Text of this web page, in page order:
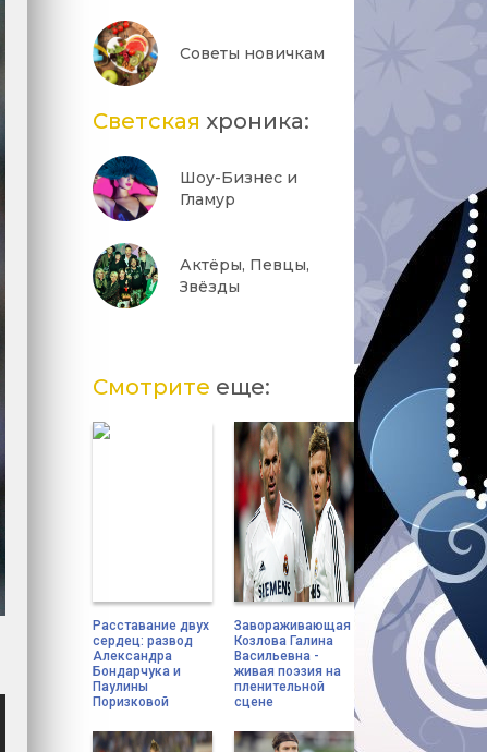
Советы новичкам
Светская хроника:
Шоу-Бизнес и
Гламур
Актёры, Певцы,
Звёзды
Смотрите еще:
Расставание двух
сердец: развод
Александра
Бондарчука и
Паулины
Поризковой
Завораживающая
Козлова Галина
Васильевна -
живая поэзия на
пленительной
сцене